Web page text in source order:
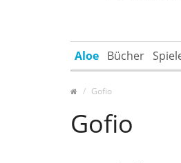
Aloe Bücher
Gofio
Gofio